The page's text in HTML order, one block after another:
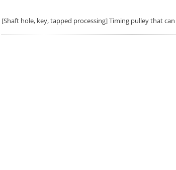
[Shaft hole, key, tapped processing] Timing pulley that